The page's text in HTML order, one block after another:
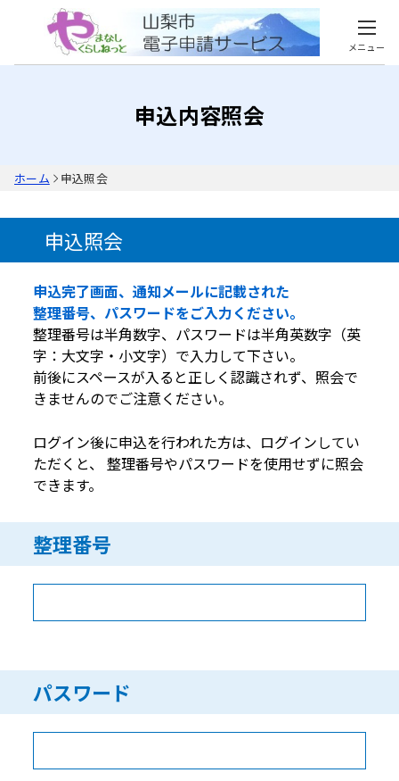
メニュー
申込内容照会
ホーム 申込照会
申込照会
申込完了画面、通知メールに記載された
整理番号、パスワードをご入力ください。
整理番号は半角数字、パスワードは半角英数字（英
字：大文字・小文字）で入力して下さい。
前後にスペースが入ると正しく認識されず、照会で
きませんのでご注意ください。
ログイン後に申込を行われた方は、ログインしてい
ただくと、 整理番号やパスワードを使用せずに照会
できます。
整理番号
パスワード